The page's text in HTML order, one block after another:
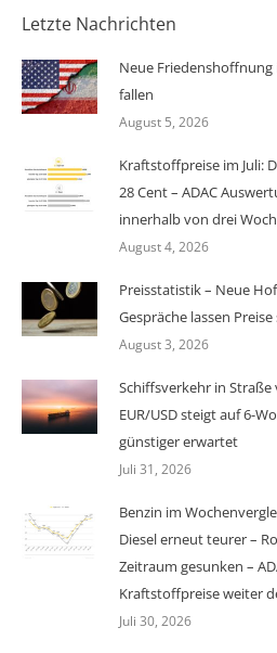
Letzte Nachrichten
Neue
fallen
August 5, 2026
Kraftstoffpreise im Juli:
28 Cent – ADAC
innerhalb von drei
August 4, 2026
Preisstatistik – Neue
Gespräche lassen
August 3, 2026
Schiffsverkehr in
EUR/USD steigt auf 6-
günstiger erwartet
Juli 31, 2026
Benzin im
Diesel erneut teurer –
Zeitraum gesunken –
Kraftstoffpreise weiter
Juli 30, 2026